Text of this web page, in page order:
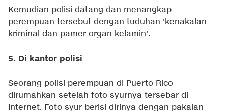
Kemudian polisi datang dan menangkap
perempuan tersebut dengan tuduhan 'kenakalan
kriminal dan pamer organ kelamin'.
5. Di kantor polisi
Seorang polisi perempuan di Puerto Rico
dirumahkan setelah foto syurnya tersebar di
Internet. Foto syur berisi dirinya dengan pakaian